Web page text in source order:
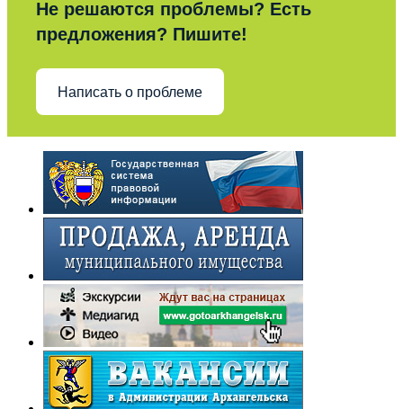
Не решаются проблемы? Есть
предложения? Пишите!
Написать о проблеме